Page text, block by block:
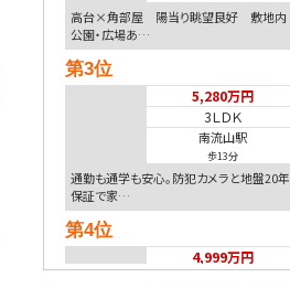
高台×角部屋 陽当り眺望良好 敷地内
公園・広場あ…
第3位
5,280万円
3ＬＤＫ
南流山駅
歩13分
通勤も通学も安心。防犯カメラと地盤20年
保証で家…
第4位
4,999万円